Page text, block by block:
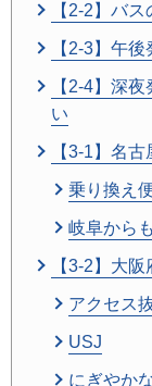
【2-2】バ
【2-3】午
【2-4】深
い
【3-1】名
乗り換え
岐阜から
【3-2】大
アクセス
USJ
にぎやか